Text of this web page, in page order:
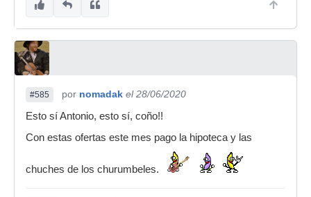
#585 por nomadak el 28/06/2020
Esto sí Antonio, esto sí, coño!!
Con estas ofertas este mes pago la hipoteca y las
chuches de los churumbeles.